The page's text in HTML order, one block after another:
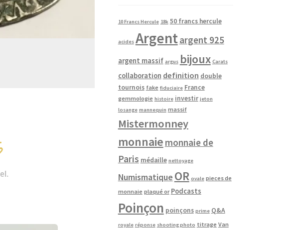
10 Francs Hercule 18k 50 francs hercule
acides Argentargent 925
argent massif argus bijoux Carats
collaboration definition double
tournois fake fiduciaire France
gemmologie histoire investir jeton
losange mannequin massif
Mistermonney
monnaie monnaie de
Paris médaille nettoyage
Numismatique OR ovale pieces de
monnaie plaqué or Podcasts
Poinçon poinçons prime Q&A
royale réponse shooting photo titrage Van